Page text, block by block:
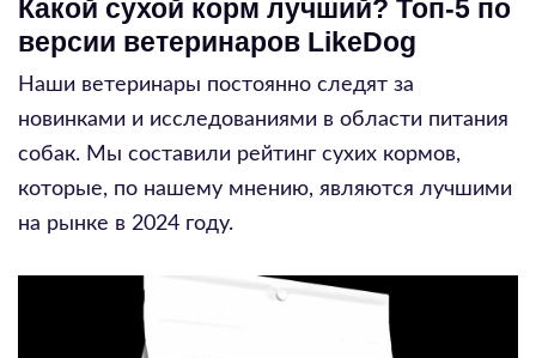
Какой сухой корм лучший? Топ-5 по
версии ветеринаров LikeDog
Наши ветеринары постоянно следят за
новинками и исследованиями в области питания
собак. Мы составили рейтинг сухих кормов,
которые, по нашему мнению, являются лучшими
на рынке в 2024 году.